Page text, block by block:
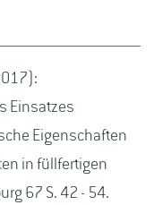
Einsatzes
Eigenschaften
in füllfertigen
67 S. 42 - 54.